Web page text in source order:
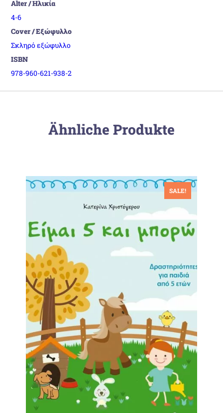
Alter / Ηλικία
4-6
Cover / Εξώφυλλο
Σκληρό εξώφυλλο
ISBN
978-960-621-938-2
Ähnliche Produkte
SALE!